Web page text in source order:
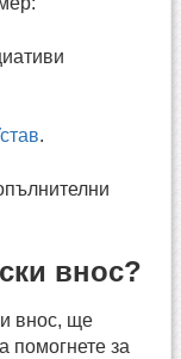
.
внос?
внос, ще
помогнете за